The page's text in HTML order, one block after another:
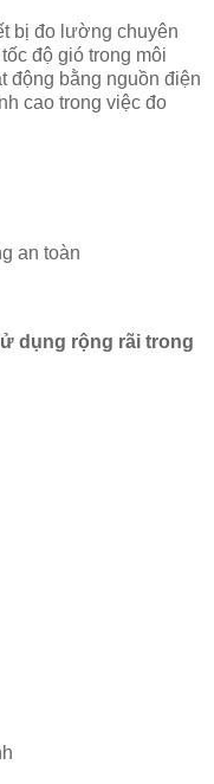
bị đo lường chuyên
độ gió trong môi
động bằng nguồn điện
cao trong việc đo
an toàn
dụng rộng rãi trong